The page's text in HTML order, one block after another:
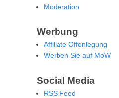
Moderation
Werbung
Affiliate Offenlegung
Werben Sie auf MoW
Social Media
RSS Feed